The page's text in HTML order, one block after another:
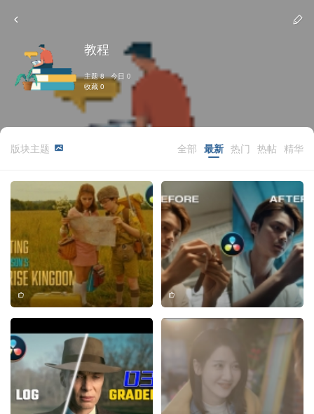
教程
主题 8 今日 0
收藏 0
版块主题 全部 最新 热门 热帖 精华